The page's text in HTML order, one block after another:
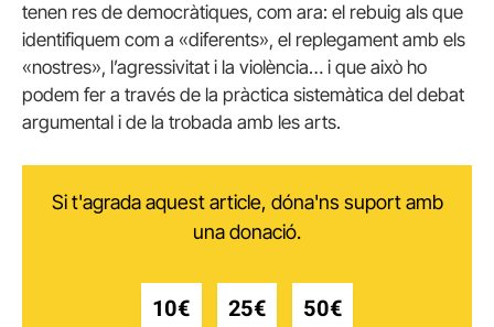
tenen res de democràtiques, com ara: el rebuig als que
identifiquem com a «diferents», el replegament amb els
«nostres», l’agressivitat i la violència… i que això ho
podem fer a través de la pràctica sistemàtica del debat
argumental i de la trobada amb les arts.
Si t'agrada aquest article, dóna'ns suport amb
una donació.
10€ 25€ 50€